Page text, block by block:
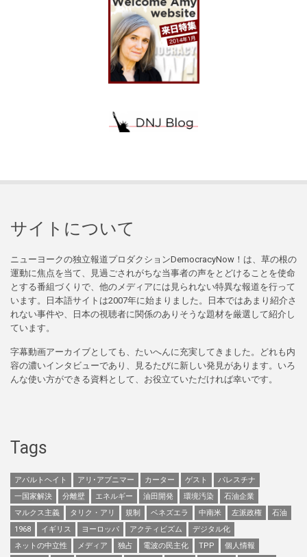
サイトについて
ニューヨークの独立報道プロダクションDemocracyNow！は、草の根の
運動に焦点を当て、見過ごされがちな当事者の声をとどけることを使命
とする番組づくりで、他のメディアには見られない特異な報道を行って
います。日本語サイトは2007年に始まりました。日本ではあまり紹介さ
れない事件や、日本の視聴者に関係のありそうな題材を厳選して紹介し
ています。
字幕動画アーカイブとしても、たいへんに充実してきました。どれも内
容の濃いインタビューであり、見るたびに新しい発見があります。いろ
んな使い方ができる資料として、お役立ていただければ幸いです。
Tags
アパルトヘイト アリ･アブニマー カーター ゲスト
パレスチナ
一国家解決
分離壁 エネルギー 油田開発 環境汚染
石油企業
マルクス主義
タリク・アリ 規制 ベネズエラ 中南米 左派政権
石油
1968
イギリス ヨーロッパ アクティビズム
デジタル化
ネットの中立性
メディア 独占 電波の民主化 TPP 個人情報